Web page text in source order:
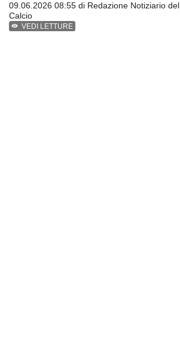
09.06.2026 08:55 di Redazione Notiziario del
Calcio
VEDI LETTURE